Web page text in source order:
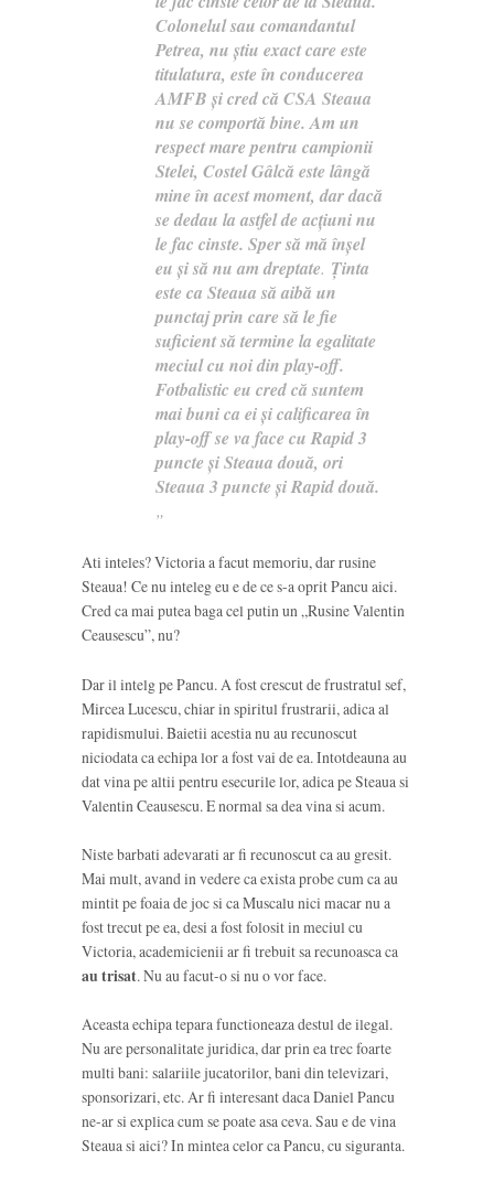
Colonelul sau comandantul
Petrea, nu ştiu exact care este
titulatura, este în conducerea
AMFB şi cred că CSA Steaua
nu se comportă bine. Am un
respect mare pentru campionii
Stelei, Costel Gâlcă este lângă
mine în acest moment, dar dacă
se dedau la astfel de acţiuni nu
le fac cinste. Sper să mă înşel
eu şi să nu am dreptate. Ţinta
este ca Steaua să aibă un
punctaj prin care să le fie
suficient să termine la egalitate
meciul cu noi din play-off.
Fotbalistic eu cred că suntem
mai buni ca ei şi calificarea în
play-off se va face cu Rapid 3
puncte şi Steaua două, ori
Steaua 3 puncte şi Rapid două.
„
Ati inteles? Victoria a facut memoriu, dar rusine
Steaua! Ce nu inteleg eu e de ce s-a oprit Pancu aici.
Cred ca mai putea baga cel putin un „Rusine Valentin
Ceausescu”, nu?
Dar il intelg pe Pancu. A fost crescut de frustratul sef,
Mircea Lucescu, chiar in spiritul frustrarii, adica al
rapidismului. Baietii acestia nu au recunoscut
niciodata ca echipa lor a fost vai de ea. Intotdeauna au
dat vina pe altii pentru esecurile lor, adica pe Steaua si
Valentin Ceausescu. E normal sa dea vina si acum.
Niste barbati adevarati ar fi recunoscut ca au gresit.
Mai mult, avand in vedere ca exista probe cum ca au
mintit pe foaia de joc si ca Muscalu nici macar nu a
fost trecut pe ea, desi a fost folosit in meciul cu
Victoria, academicienii ar fi trebuit sa recunoasca ca
au trisat. Nu au facut-o si nu o vor face.
Aceasta echipa tepara functioneaza destul de ilegal.
Nu are personalitate juridica, dar prin ea trec foarte
multi bani: salariile jucatorilor, bani din televizari,
sponsorizari, etc. Ar fi interesant daca Daniel Pancu
ne-ar si explica cum se poate asa ceva. Sau e de vina
Steaua si aici? In mintea celor ca Pancu, cu siguranta.